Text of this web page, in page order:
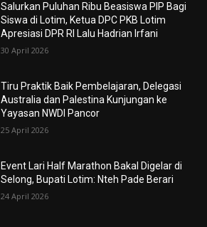
Salurkan Puluhan Ribu Beasiswa PIP Bagi
Siswa di Lotim, Ketua DPC PKB Lotim
Apresiasi DPR RI Lalu Hadrian Irfani
30 April 2026
Tiru Praktik Baik Pembelajaran, Delegasi
Australia dan Palestina Kunjungan ke
Yayasan NWDI Pancor
25 April 2026
Event Lari Half Marathon Bakal Digelar di
Selong, Bupati Lotim: Nteh Pade Berari
24 April 2026